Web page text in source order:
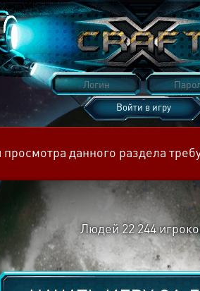
Войти в игру
данного раздела
Людей 22 244